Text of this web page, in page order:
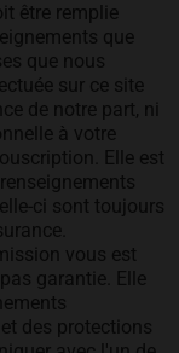
être remplie
que
que nous
sur ce site
de notre part, ni
à votre
Elle est
ci sont toujours
vous est
garantie. Elle
des protections